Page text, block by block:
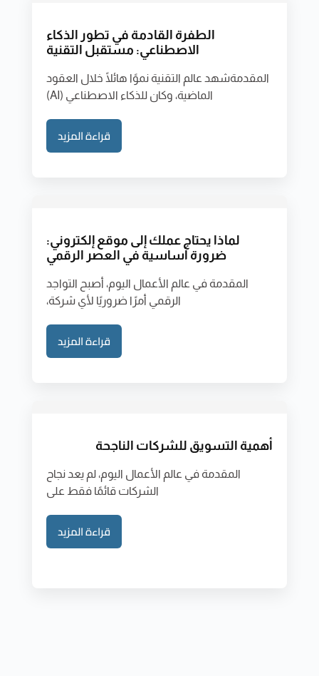
الطفرة القادمة في تطور الذكاء
الاصطناعي: مستقبل التقنية
المقدمةشهد عالم التقنية نموًا هائلًا خلال العقود
الماضية، وكان للذكاء الاصطناعي (AI)
قراءة المزيد
لماذا يحتاج عملك إلى موقع إلكتروني:
ضرورة أساسية في العصر الرقمي
المقدمة في عالم الأعمال اليوم، أصبح التواجد
الرقمي أمرًا ضروريًا لأي شركة،
قراءة المزيد
أهمية التسويق للشركات الناجحة
المقدمة في عالم الأعمال اليوم، لم يعد نجاح
الشركات قائمًا فقط على
قراءة المزيد